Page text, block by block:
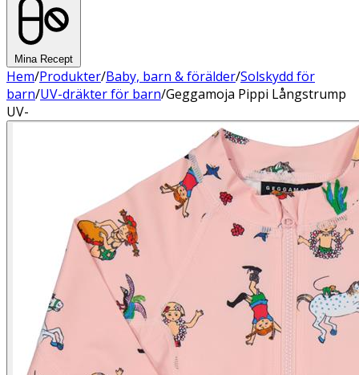
Mina Recept
Hem/Produkter/Baby, barn & förälder/Solskydd för
barn/UV-dräkter för barn/Geggamoja Pippi Långstrump
UV-